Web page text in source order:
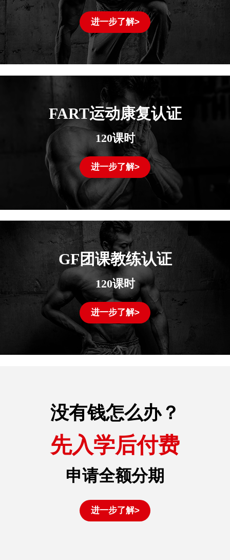
进一步了解>
FART运动康复认证
120课时
进一步了解>
GF团课教练认证
120课时
进一步了解>
没有钱怎么办？
先入学后付费
申请全额分期
进一步了解>